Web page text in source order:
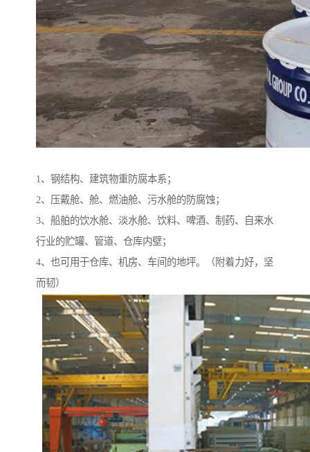
1、钢结构、建筑物重防腐本系；
2、压戴舱、舱、燃油舱、污水舱的防腐蚀；
3、船舶的饮水舱、淡水舱、饮料、啤酒、制药、自来水
行业的贮罐、管道、仓库内壁；
4、也可用于仓库、机房、车间的地坪。（附着力好，坚
而韧）